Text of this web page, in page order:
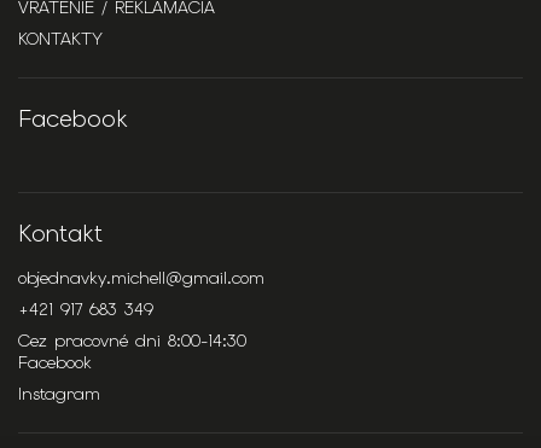
VRÁTENIE / REKLAMÁCIA
KONTAKTY
Facebook
Kontakt
objednavky.michell@gmail.com
+421 917 683 349
Cez pracovné dni 8:00-14:30
Facebook
Instagram